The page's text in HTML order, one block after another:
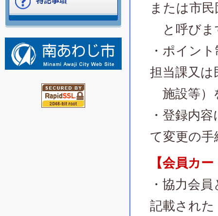
または市
と呼びま
・ポイン
担当課又は
施設等）
・登録内
て変更の
【会員カ
・協力会
記載され